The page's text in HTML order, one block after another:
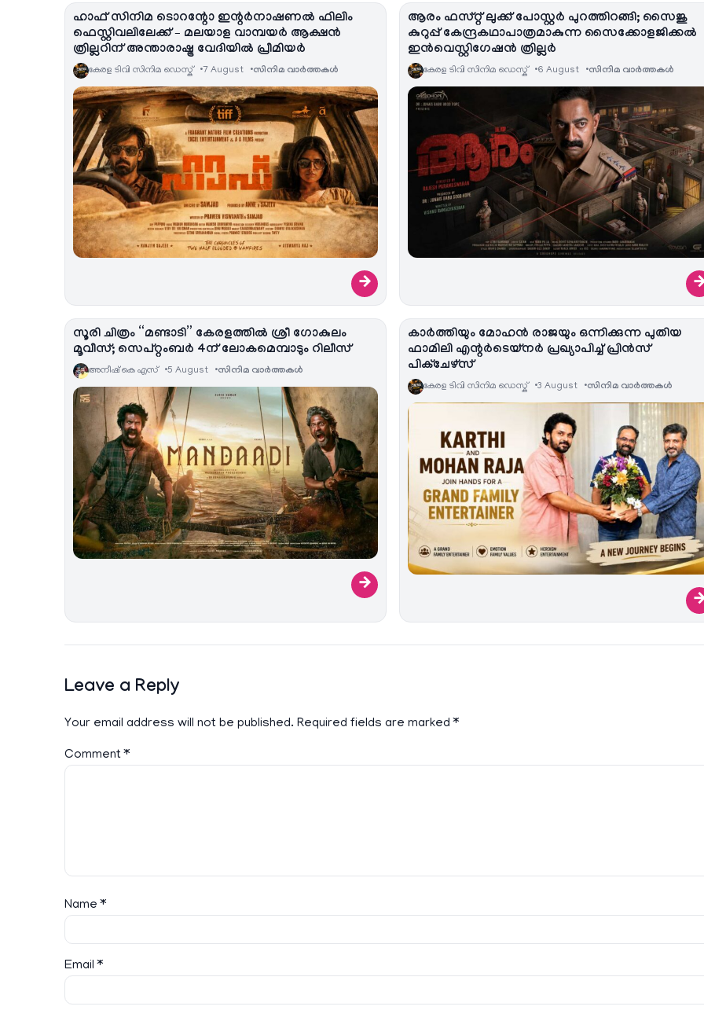
ഹാഫ് സിനിമ ടൊറന്റോ ഇന്റർനാഷണൽ ഫിലിം
ഫെസ്റ്റിവലിലേക്ക് – മലയാള വാമ്പയർ ആക്ഷൻ
ത്രില്ലറിന് അന്താരാഷ്ട്ര വേദിയിൽ പ്രീമിയർ
കേരള ടിവി സിനിമ ഡെസ്ക് 7 August സിനിമ വാര്‍ത്തകള്‍
→
ആരം ഫസ്റ്റ് ലുക്ക് പോസ്റ്റർ പുറത്തിറങ്ങി; സൈജു
കുറുപ്പ് കേന്ദ്രകഥാപാത്രമാകുന്ന സൈക്കോളജിക്കൽ
ഇൻവെസ്റ്റിഗേഷൻ ത്രില്ലർ
കേരള ടിവി സിനിമ ഡെസ്ക് 6 August സിനിമ വാര്‍ത്തകള്‍
സൂരി ചിത്രം “മണ്ടാടി” കേരളത്തിൽ ശ്രീ ഗോകുലം
മൂവീസ്; സെപ്റ്റംബർ 4ന് ലോകമെമ്പാടും റിലീസ്
അനീഷ്‌ കെ എസ് 5 August സിനിമ വാര്‍ത്തകള്‍
→
കാർത്തിയും മോഹൻ രാജയും ഒന്നിക്കുന്ന പുതിയ
ഫാമിലി എന്റർടെയ്‌നർ പ്രഖ്യാപിച്ച് പ്രിൻസ്
പിക്ചേഴ്സ്
കേരള ടിവി സിനിമ ഡെസ്ക് 3 August സിനിമ വാര്‍ത്തകള്‍
Leave a Reply
Your email address will not be published. Required fields are marked*
Comment*
Name*
Email*